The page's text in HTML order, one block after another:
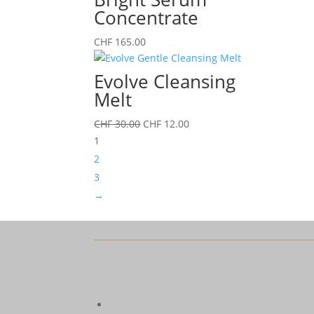
Concentrate
CHF 165.00
Evolve Cleansing
Melt
CHF30.00 Ursprünglicher
CHF 12.00Aktueller
1
2
3
→